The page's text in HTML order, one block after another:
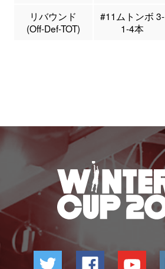
リバウンド
(Off-Def-TOT)
#11ムトンボ 3-
1-4本